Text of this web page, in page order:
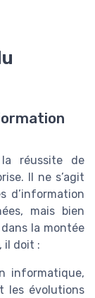
réussite de
Il ne s’agit
d’information
mais bien
dans la montée
il doit :
informatique,
les évolutions